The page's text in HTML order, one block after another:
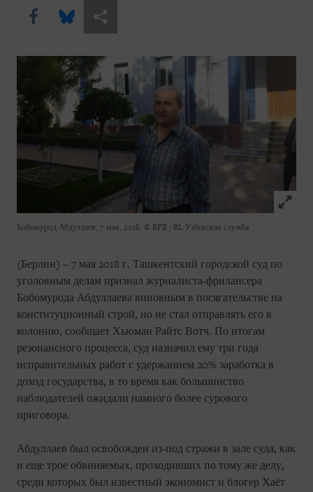
Share this via Facebook
Share this via Bluesky
Share this via Поделиться
Click
Бобомурод Абдуллаев, 7 мая, 2018. © RFE / RL Узбекская служба
(Берлин) – 7 мая 2018 г. Ташкентский городской суд по
уголовным делам признал журналиста-фрилансера
Бобомурода Абдуллаева виновным в посягательстве на
конституционный строй, но не стал отправлять его в
колонию, сообщает Хьюман Райтс Вотч. По итогам
резонансного процесса, суд назначил ему три года
исправительных работ с удержанием 20% заработка в
доход государства, в то время как большинство
наблюдателей ожидали намного более сурового
приговора.
Абдуллаев был освобожден из-под стражи в зале суда, как
и еще трое обвиняемых, проходивших по тому же делу,
среди которых был известный экономист и блогер Хаёт